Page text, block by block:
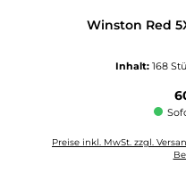
Winston Red
Inhalt: 168
Preise inkl. MwSt. zzgl.